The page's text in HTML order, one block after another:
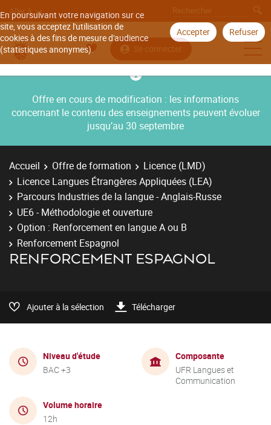
En poursuivant votre navigation sur ce
site, vous acceptez l'utilisation de
cookies à des fins de mesure d'audience
(statistiques anonymes).
Accepter Refuser
Aller à
Se connecter
Offre en cours de modification : les informations
concernant le contenu des enseignements peuvent évoluer
jusqu’au 30 septembre
Accueil Offre de formation
Licence (LMD)
Licence Langues Étrangères Appliquées (LEA)
Parcours Industries de la langue - Anglais-Russe
UE6 - Méthodologie et ouverture
Option : Renforcement en langue A ou B
Renforcement Espagnol
RENFORCEMENT ESPAGNOL
Ajouter à la sélection Télécharger
Niveau d'étude
BAC +3
Composante
UFR Langues et
Communication
Volume horaire
12h